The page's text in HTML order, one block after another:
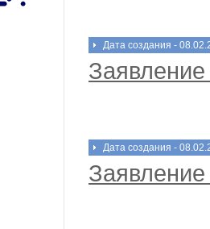
Дата создания -
Дата создания -